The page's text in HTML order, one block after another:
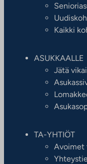
Kaikki
ASUKKAALLE
Jätä
TA-YHTIÖT
Avoimet